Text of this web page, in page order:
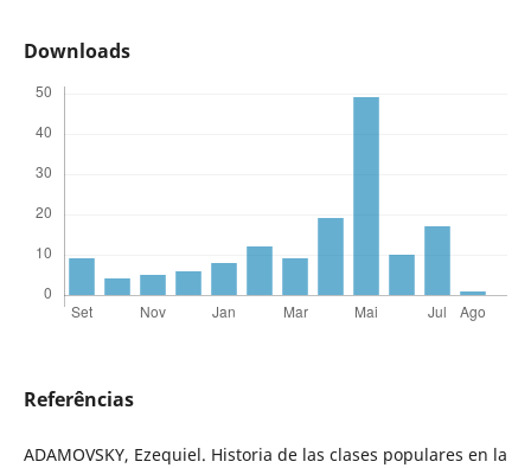
Downloads
Referências
ADAMOVSKY, Ezequiel. Historia de las clases populares en la